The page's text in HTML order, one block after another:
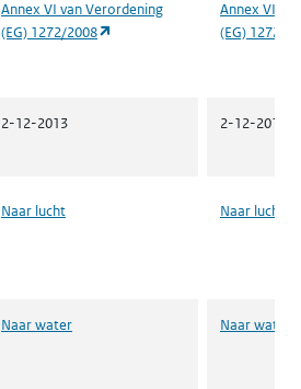
Annex VI van Verordening
(EG) 1272/2008
(opent in een nieuw tabblad)
Annex VI
(EG) 1272/
2-12-2013 2-12-2013
Naar lucht Naar lucht
Naar water Naar water